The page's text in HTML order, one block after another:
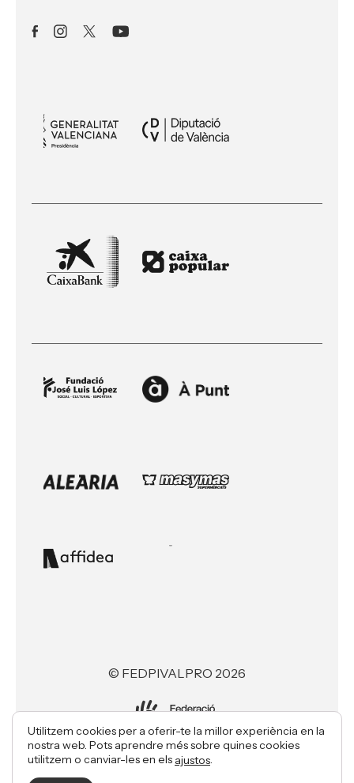
© FEDPIVALPRO 2026
Made with ♥ by
Utilitzem cookies per a oferir-te la millor experiència en la
nostra web. Pots aprendre més sobre quines cookies
utilitzem o canviar-les en els ajustos